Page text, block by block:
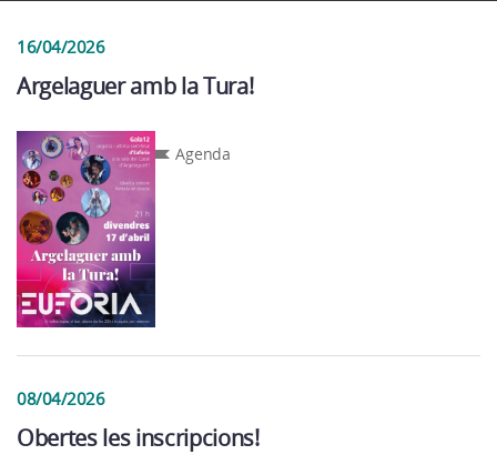
16/04/2026
Argelaguer amb la Tura!
Agenda
08/04/2026
Obertes les inscripcions!